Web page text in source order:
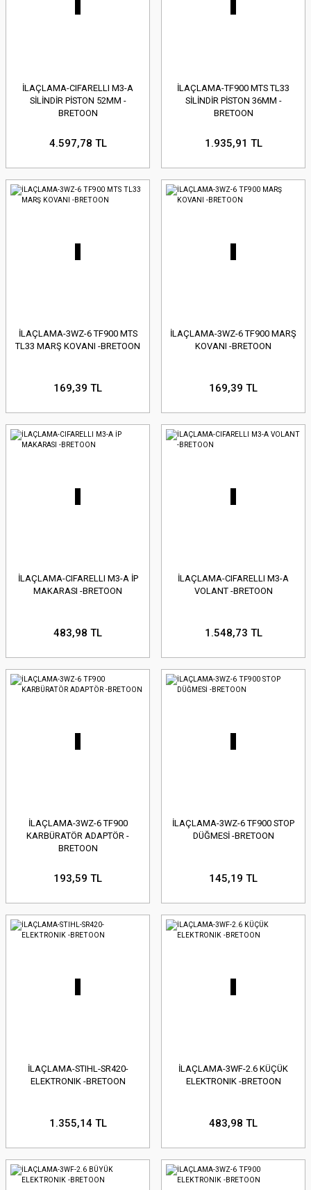
İLAÇLAMA-CIFARELLI M3-A
SİLİNDİR PİSTON 52MM -
BRETOON
4.597,78 TL
İLAÇLAMA-TF900 MTS TL33
SİLİNDİR PİSTON 36MM -
BRETOON
1.935,91 TL
İLAÇLAMA-3WZ-6 TF900 MTS
TL33 MARŞ KOVANI -BRETOON
169,39 TL
İLAÇLAMA-3WZ-6 TF900 MARŞ
KOVANI -BRETOON
169,39 TL
İLAÇLAMA-CIFARELLI M3-A İP
MAKARASI -BRETOON
483,98 TL
İLAÇLAMA-CIFARELLI M3-A
VOLANT -BRETOON
1.548,73 TL
İLAÇLAMA-3WZ-6 TF900
KARBÜRATÖR ADAPTÖR -
BRETOON
193,59 TL
İLAÇLAMA-3WZ-6 TF900 STOP
DÜĞMESİ -BRETOON
145,19 TL
İLAÇLAMA-STIHL-SR420-
ELEKTRONIK -BRETOON
1.355,14 TL
İLAÇLAMA-3WF-2.6 KÜÇÜK
ELEKTRONIK -BRETOON
483,98 TL